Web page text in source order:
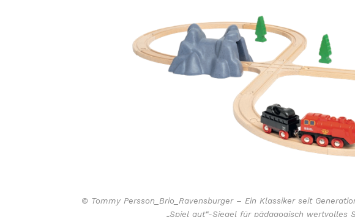
© Tommy Persson_Brio_Ravensburger – Ein Klassiker seit
„Spiel gut“-Siegel für pädagogisch wertvolles